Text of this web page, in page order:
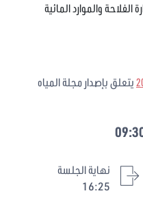
الفلاحة والموارد المائية
يتعلق بإصدار مجلة المياه
نهاية الجلسة
16:25